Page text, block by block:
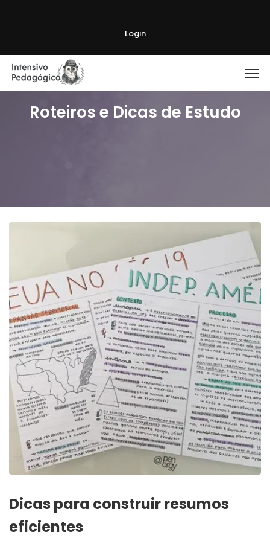
Login
Roteiros e Dicas de Estudo
Dicas para construir resumos
eficientes